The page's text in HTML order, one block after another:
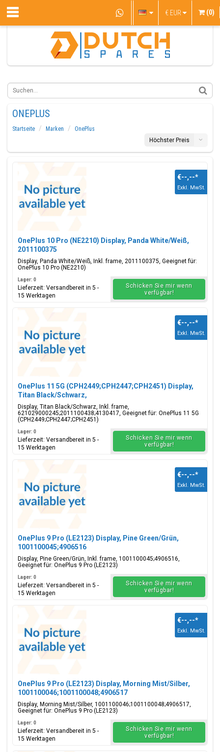
€ EUR (0)
ONEPLUS
Startseite Marken
OnePlus
Höchster Preis
OnePlus 10 Pro (NE2210) Display, Panda White/Weiß,
2011100375
Display, Panda White/Weiß, Inkl. frame, 2011100375, Geeignet für:
OnePlus 10 Pro (NE2210)
€--,--*
Exkl. MwSt.
Lager: 0
Lieferzeit: Versandbereit in 5 -
15 Werktagen
Schicken Sie mir wenn
verfügbar!
OnePlus 11 5G (CPH2449;CPH2447;CPH2451) Display,
Titan Black/Schwarz,
621029000245;2011100438;4130417
Display, Titan Black/Schwarz, Inkl. frame,
621029000245;2011100438;4130417, Geeignet für: OnePlus 11 5G
(CPH2449;CPH2447;CPH2451)
€--,--*
Exkl. MwSt.
Lager: 0
Lieferzeit: Versandbereit in 5 -
15 Werktagen
Schicken Sie mir wenn
verfügbar!
OnePlus 9 Pro (LE2123) Display, Pine Green/Grün,
1001100045;4906516
Display, Pine Green/Grün, Inkl. frame, 1001100045;4906516,
Geeignet für: OnePlus 9 Pro (LE2123)
€--,--*
Exkl. MwSt.
Lager: 0
Lieferzeit: Versandbereit in 5 -
15 Werktagen
Schicken Sie mir wenn
verfügbar!
OnePlus 9 Pro (LE2123) Display, Morning Mist/Silber,
1001100046;1001100048;4906517
Display, Morning Mist/Silber, 1001100046;1001100048;4906517,
Geeignet für: OnePlus 9 Pro (LE2123)
€--,--*
Exkl. MwSt.
Lager: 0
Lieferzeit: Versandbereit in 5 -
15 Werktagen
Schicken Sie mir wenn
verfügbar!